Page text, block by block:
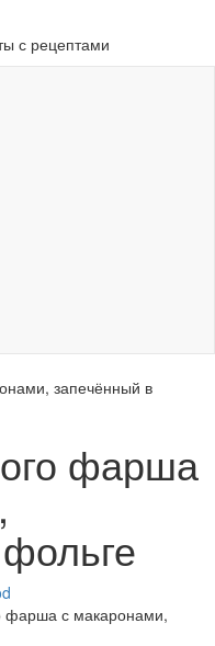
с рецептами
фарша